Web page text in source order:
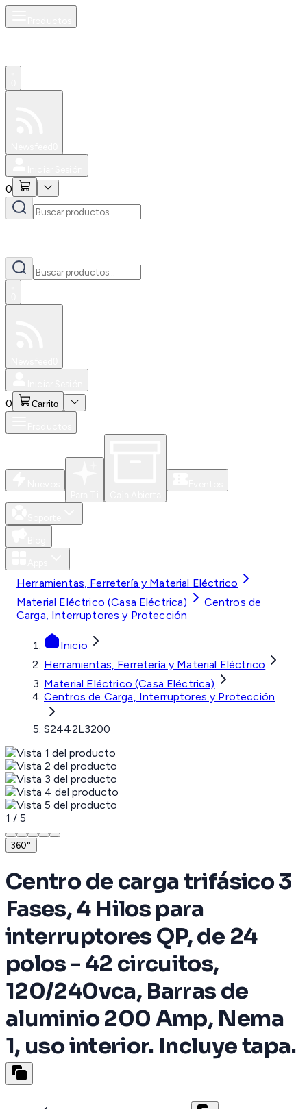
0
0 Carrito
Herramientas, Ferretería y Material Eléctrico
Material Eléctrico (Casa Eléctrica)
Centros de
Carga, Interruptores y Protección
Inicio
Herramientas, Ferretería y Material Eléctrico
Material Eléctrico (Casa Eléctrica)
Centros de Carga, Interruptores y Protección
S2442L3200
1 / 5
360°
Centro de carga trifásico 3
Fases, 4 Hilos para
interruptores QP, de 24
polos - 42 circuitos,
120/240vca, Barras de
aluminio 200 Amp, Nema
1, uso interior. Incluye tapa.